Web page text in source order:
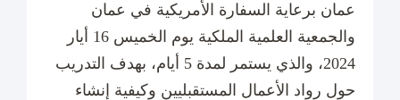
عمان برعاية السفارة الأمريكية في عمان
والجمعية العلمية الملكية يوم الخميس 16 أيار
2024، والذي يستمر لمدة 5 أيام، بهدف التدريب
حول رواد الأعمال المستقبليين وكيفية إنشاء